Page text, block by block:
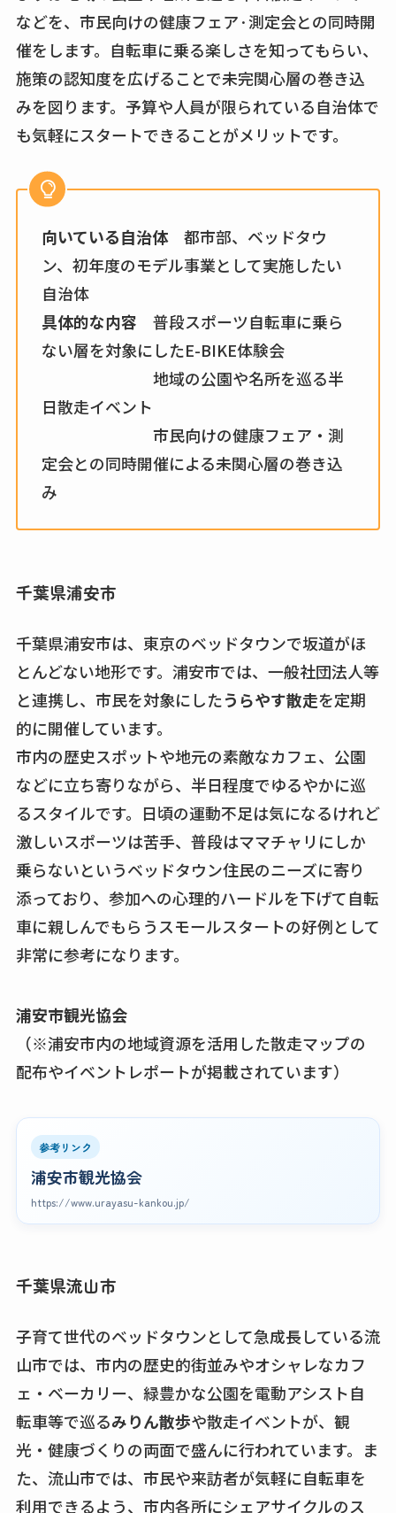
などを、市民向けの健康フェア·測定会との同時開
催をします。自転車に乗る楽しさを知ってもらい、
施策の認知度を広げることで未完関心層の巻き込
みを図ります。予算や人員が限られている自治体で
も気軽にスタートできることがメリットです。
向いている自治体都市部、ベッドタウ
ン、初年度のモデル事業として実施したい
自治体
具体的な内容 普段スポーツ自転車に乗ら
ない層を対象にしたE-BIKE体験会
地域の公園や名所を巡る半
日散走イベント
市民向けの健康フェア・測
定会との同時開催による未関心層の巻き込
み
千葉県浦安市
千葉県浦安市は、東京のベッドタウンで坂道がほ
とんどない地形です。浦安市では、一般社団法人等
と連携し、市民を対象にしたうらやす散走を定期
的に開催しています。
市内の歴史スポットや地元の素敵なカフェ、公園
などに立ち寄りながら、半日程度でゆるやかに巡
るスタイルです。日頃の運動不足は気になるけれど
激しいスポーツは苦手、普段はママチャリにしか
乗らないというベッドタウン住民のニーズに寄り
添っており、参加への心理的ハードルを下げて自転
車に親しんでもらうスモールスタートの好例として
非常に参考になります。
浦安市観光協会
（※浦安市内の地域資源を活用した散走マップの
配布やイベントレポートが掲載されています）
参考リンク
浦安市観光協会
https://www.urayasu-kankou.jp/
千葉県流山市
子育て世代のベッドタウンとして急成長している流
山市では、市内の歴史的街並みやオシャレなカフ
ェ・ベーカリー、緑豊かな公園を電動アシスト自
転車等で巡るみりん散歩や散走イベントが、観
光・健康づくりの両面で盛んに行われています。ま
た、流山市では、市民や来訪者が気軽に自転車を
利用できるよう、市内各所にシェアサイクルのス